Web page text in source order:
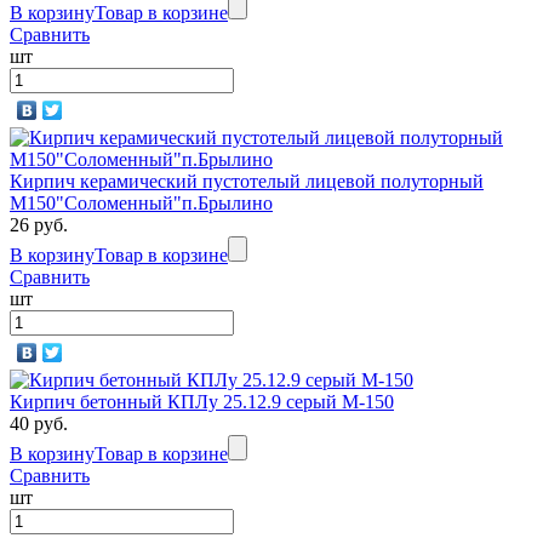
В корзинуТовар в корзине
Сравнить
шт
Кирпич керамический пустотелый лицевой полуторный
М150"Соломенный"п.Брылино
26 руб.
В корзинуТовар в корзине
Сравнить
шт
Кирпич бетонный КПЛу 25.12.9 серый М-150
40 руб.
В корзинуТовар в корзине
Сравнить
шт